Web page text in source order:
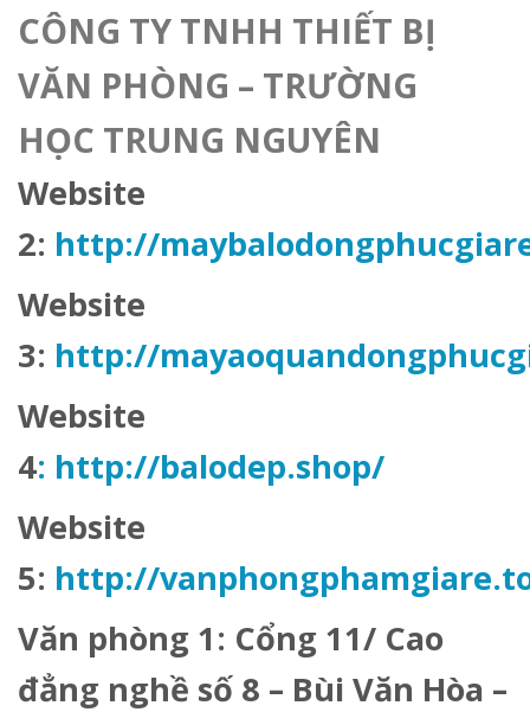
CÔNG TY TNHH THIẾT BỊ
VĂN PHÒNG – TRƯỜNG
HỌC TRUNG NGUYÊN
Website
2: http://
Website
3: http://
Website
4: http://balodep.shop/
Website
5: http://
Văn phòng 1: Cổng 11/ Cao
đẳng nghề số 8 – Bùi Văn Hòa –